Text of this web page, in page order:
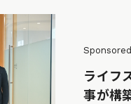
Sponsored
ライフ
事が構